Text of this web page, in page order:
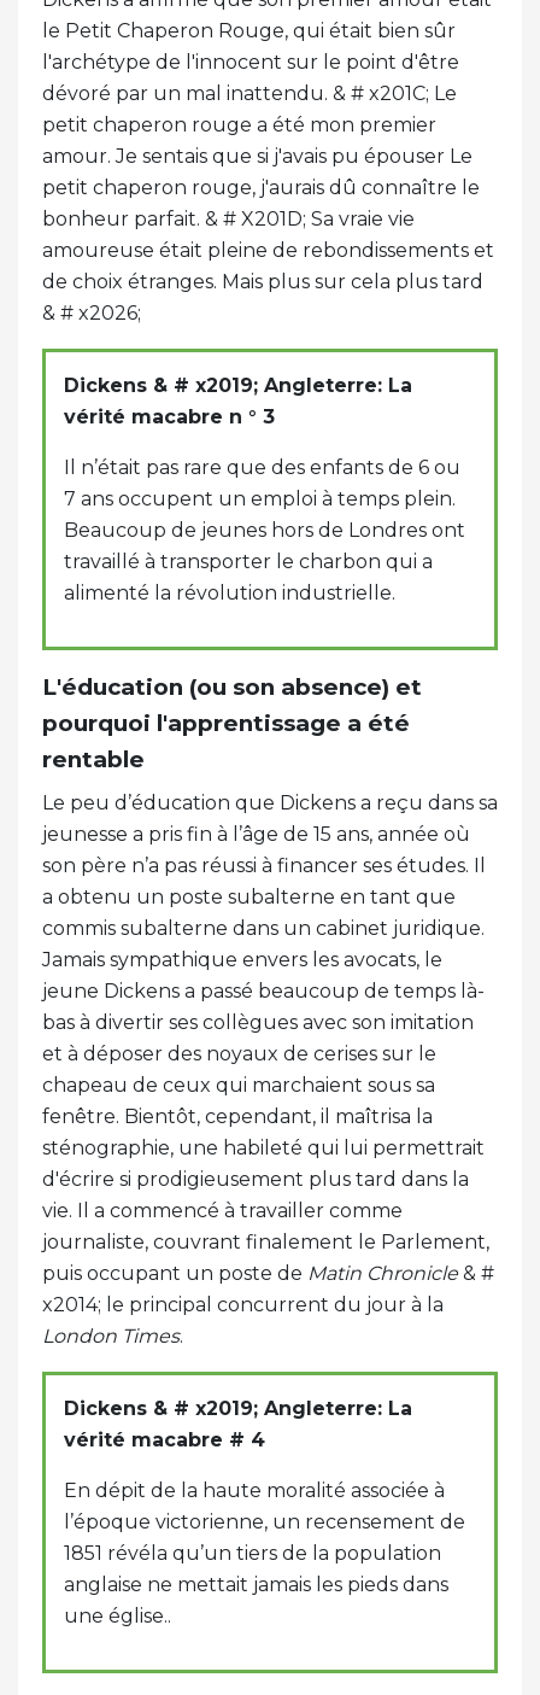
le Petit Chaperon Rouge, qui était bien sûr
l'archétype de l'innocent sur le point d'être
dévoré par un mal inattendu. & # x201C; Le
petit chaperon rouge a été mon premier
amour. Je sentais que si j'avais pu épouser Le
petit chaperon rouge, j'aurais dû connaître le
bonheur parfait. & # X201D; Sa vraie vie
amoureuse était pleine de rebondissements et
de choix étranges. Mais plus sur cela plus tard
& # x2026;
Dickens & # x2019; Angleterre: La
vérité macabre n ° 3
Il n’était pas rare que des enfants de 6 ou
7 ans occupent un emploi à temps plein.
Beaucoup de jeunes hors de Londres ont
travaillé à transporter le charbon qui a
alimenté la révolution industrielle.
L'éducation (ou son absence) et
pourquoi l'apprentissage a été
rentable
Le peu d’éducation que Dickens a reçu dans sa
jeunesse a pris fin à l’âge de 15 ans, année où
son père n’a pas réussi à financer ses études. Il
a obtenu un poste subalterne en tant que
commis subalterne dans un cabinet juridique.
Jamais sympathique envers les avocats, le
jeune Dickens a passé beaucoup de temps là-
bas à divertir ses collègues avec son imitation
et à déposer des noyaux de cerises sur le
chapeau de ceux qui marchaient sous sa
fenêtre. Bientôt, cependant, il maîtrisa la
sténographie, une habileté qui lui permettrait
d'écrire si prodigieusement plus tard dans la
vie. Il a commencé à travailler comme
journaliste, couvrant finalement le Parlement,
puis occupant un poste de Matin Chronicle& #
x2014; le principal concurrent du jour à la
London Times.
Dickens & # x2019; Angleterre: La
vérité macabre # 4
En dépit de la haute moralité associée à
l’époque victorienne, un recensement de
1851 révéla qu’un tiers de la population
anglaise ne mettait jamais les pieds dans
une église..